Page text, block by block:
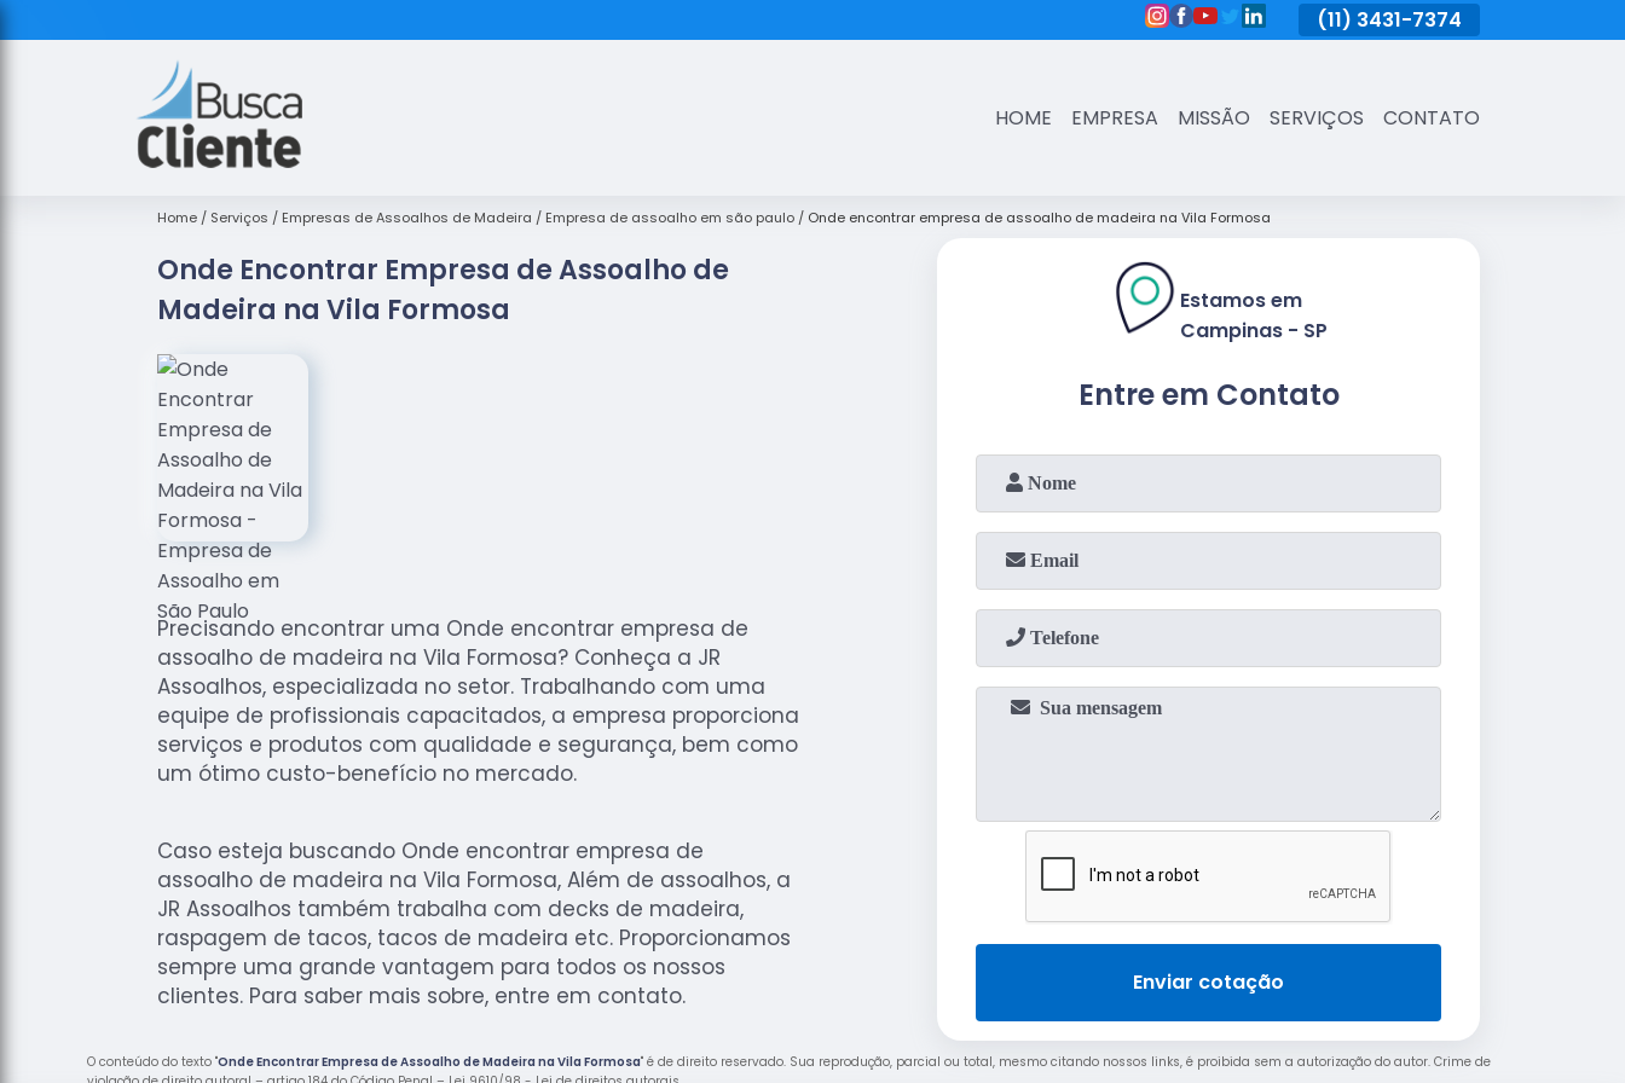
3431-7374 (11) 3431-7374
HOME EMPRESA MISSÃO SERVIÇOS CONTATO
Home Serviços Empresas de Assoalhos de Madeira Empresa de assoalho em são paulo Onde encontrar empresa de assoalho de madeira na Vila Formosa
Onde Encontrar Empresa de Assoalho de
Madeira na Vila Formosa
Precisando encontrar uma Onde encontrar empresa de
assoalho de madeira na Vila Formosa? Conheça a JR
Assoalhos, especializada no setor. Trabalhando com uma
equipe de profissionais capacitados, a empresa proporciona
serviços e produtos com qualidade e segurança, bem como
um ótimo custo-benefício no mercado.
Caso esteja buscando Onde encontrar empresa de
assoalho de madeira na Vila Formosa, Além de assoalhos, a
JR Assoalhos também trabalha com decks de madeira,
raspagem de tacos, tacos de madeira etc. Proporcionamos
sempre uma grande vantagem para todos os nossos
clientes. Para saber mais sobre, entre em contato.
Entre em Contato
Estamos em
Campinas - SP
Enviar cotação
O conteúdo do texto "Onde Encontrar Empresa de Assoalho de Madeira na Vila Formosa" é de direito reservado. Sua reprodução, parcial ou total, mesmo citando nossos links, é proibida sem a autorização do autor. Crime de